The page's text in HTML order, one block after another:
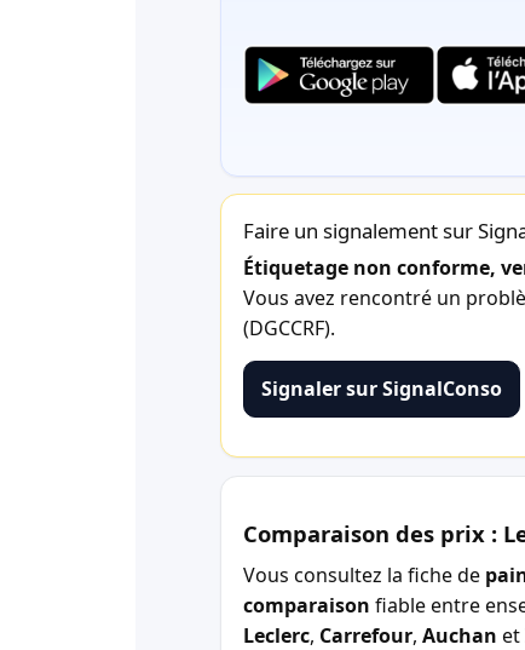
Faire un signalement sur
Étiquetage non conforme,
Vous avez rencontré un
(DGCCRF).
Signaler sur SignalConso
Comparaison des prix :
Vous consultez la fiche de
comparaison fiable entre
Leclerc, Carrefour, Auchan et